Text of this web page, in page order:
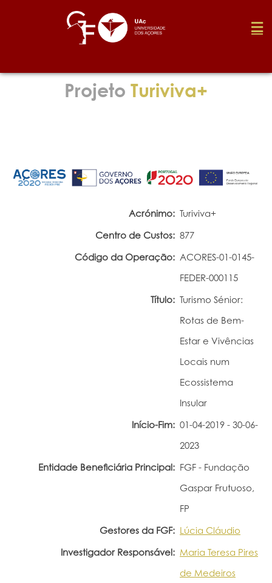
Fundação
Projeto Turiviva+
Acrónimo: Turiviva+
Centro de Custos: 877
Código da Operação: ACORES-01-0145-
FEDER-000115
Título: Turismo Sénior:
Rotas de Bem-
Estar e Vivências
Locais num
Ecossistema
Insular
Início-Fim: 01-04-2019 - 30-06-
2023
Entidade Beneficiária Principal: FGF - Fundação
Gaspar Frutuoso,
FP
Gestores da FGF: Lúcia Cláudio
Investigador Responsável: Maria Teresa Pires
de Medeiros